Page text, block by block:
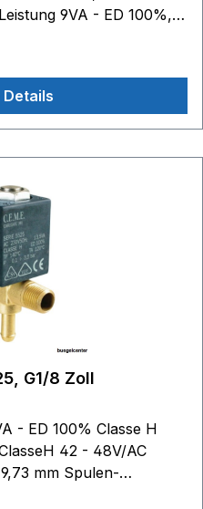
9VA - ED 100%,
DC - Leistung 10W -
24V/AC
100%, Classe H
10W - ED 100%,
42-48V/AC - Leistung
G1/8 Zoll
- ED 100% Classe H
42 - 48V/AC
mm Spulen-
mm - T 29,5 mm im